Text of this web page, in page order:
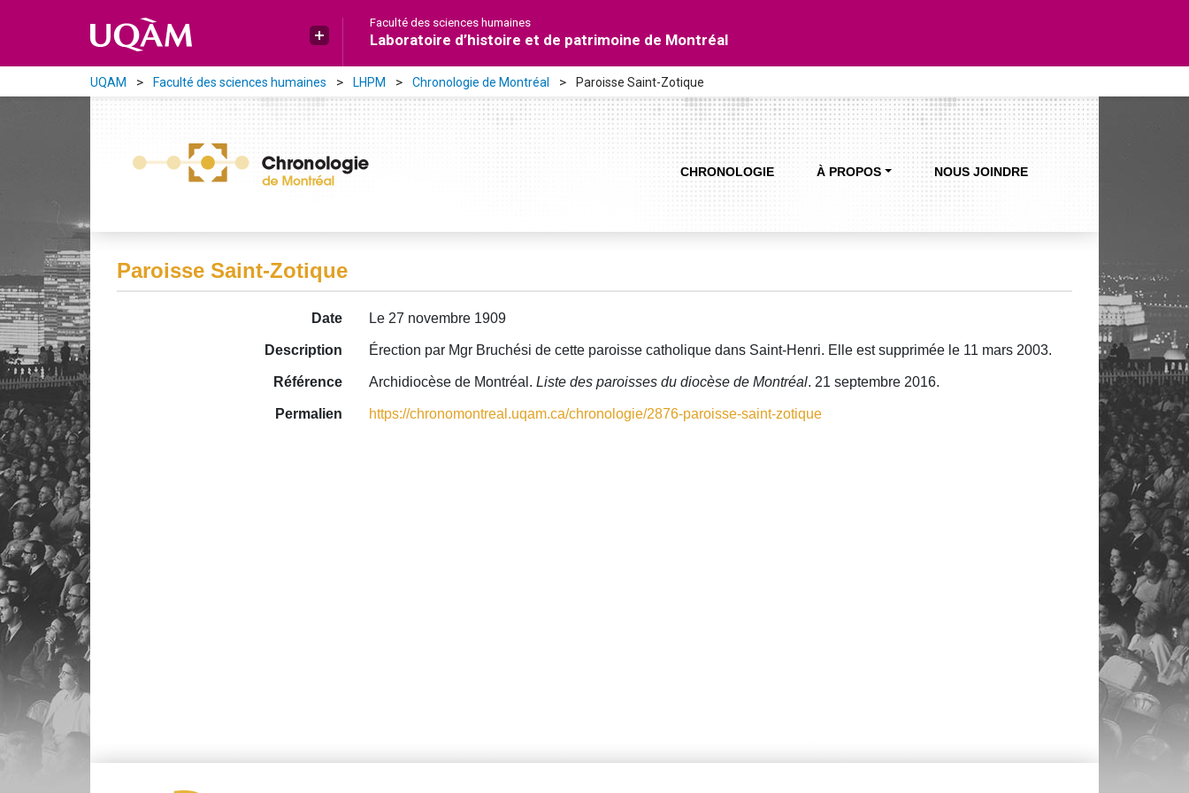
Faculté des sciences humaines
Laboratoire d’histoire et de patrimoine de Montréal
UQAM Faculté des sciences humaines LHPM Chronologie de Montréal Paroisse Saint-Zotique
CHRONOLOGIE À PROPOS NOUS JOINDRE
Paroisse Saint-Zotique
Date Le 27 novembre 1909
Description Érection par Mgr Bruchési de cette paroisse catholique dans Saint-Henri. Elle est supprimée le 11 mars 2003.
Référence Archidiocèse de Montréal. Liste des paroisses du diocèse de Montréal. 21 septembre 2016.
Permalien https://chronomontreal.uqam.ca/chronologie/2876-paroisse-saint-zotique